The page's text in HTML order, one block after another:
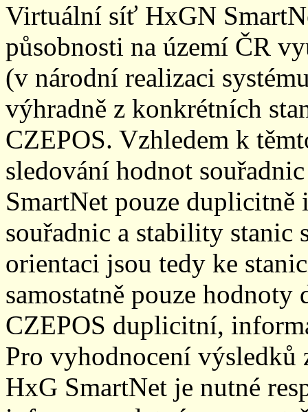
Virtuální síť HxGN
působnosti na území ČR
(v národní realizaci
výhradně z konkrétních
CZEPOS. Vzhledem k
sledování hodnot
SmartNet pouze
souřadnic a stability stanic
orientaci jsou tedy ke
samostatně pouze
CZEPOS duplicitní,
Pro vyhodnocení
HxG SmartNet je nutné